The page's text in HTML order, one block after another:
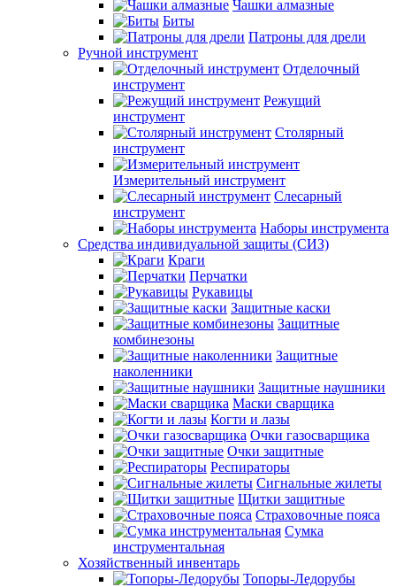
Чашки алмазные
Биты
Патроны для дрели
Ручной инструмент
Отделочный
инструмент
Режущий
инструмент
Столярный
инструмент
Измерительный инструмент
Слесарный
инструмент
Наборы инструмента
Средства индивидуальной защиты (СИЗ)
Краги
Перчатки
Рукавицы
Защитные каски
Защитные
комбинезоны
Защитные
наколенники
Защитные наушники
Маски сварщика
Когти и лазы
Очки газосварщика
Очки защитные
Респираторы
Сигнальные жилеты
Щитки защитные
Страховочные пояса
Сумка
инструментальная
Хозяйственный инвентарь
Топоры-Ледорубы